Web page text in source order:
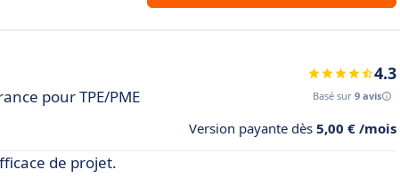
pour TPE/PME
4.3
Basé sur 9 avis
Version payante dès 5,00 € /mois
de projet.